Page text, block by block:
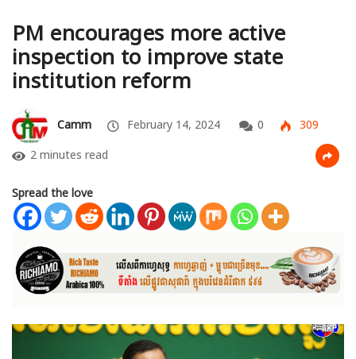
PM encourages more active
inspection to improve state
institution reform
Camm February 14, 2024 0
309
2 minutes read
Spread the love